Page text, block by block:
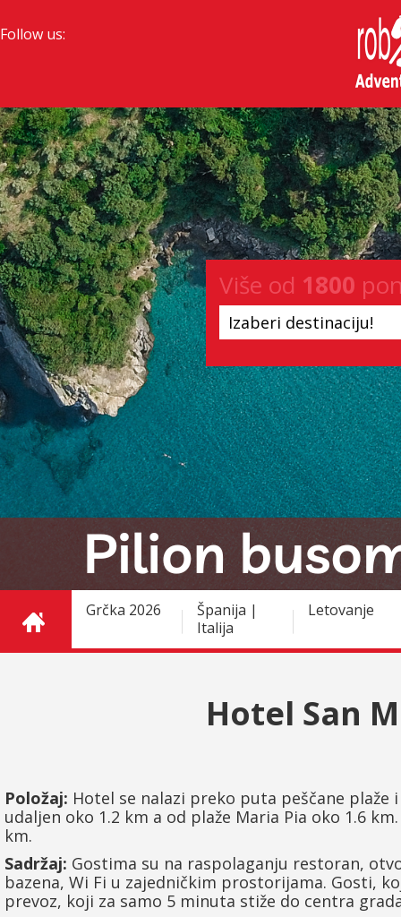
Follow us:
Više od 1800
Izaberi destinaciju!
Grčka 2026
Španija |
Italija
Letovanje
Hotel San
Položaj: Hotel se nalazi preko puta peščane
udaljen oko 1.2 km a od plaže Maria Pia oko 1.6
km.
Sadržaj: Gostima su na raspolaganju restoran,
bazena, Wi Fi u zajedničkim prostorijama. Gosti,
prevoz, koji za samo 5 minuta stiže do centra